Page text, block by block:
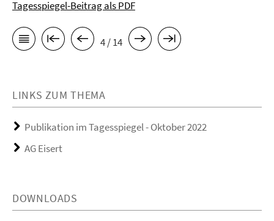
Tagesspiegel-Beitrag als PDF
4 / 14
LINKS ZUM THEMA
Publikation im Tagesspiegel - Oktober 2022
AG Eisert
DOWNLOADS